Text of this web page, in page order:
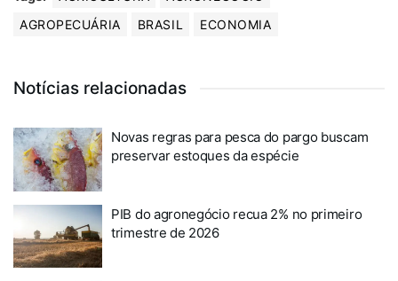
AGROPECUÁRIA
BRASIL ECONOMIA
Notícias relacionadas
Novas regras para pesca do pargo buscam
preservar estoques da espécie
PIB do agronegócio recua 2% no primeiro
trimestre de 2026